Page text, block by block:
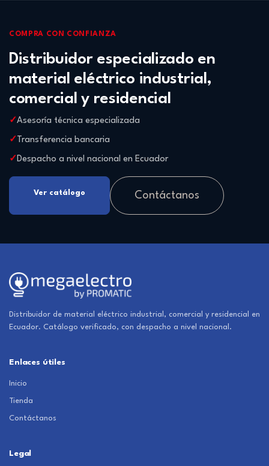
COMPRA CON CONFIANZA
Distribuidor especializado en
material eléctrico industrial,
comercial y residencial
Asesoría técnica especializada
Transferencia bancaria
Despacho a nivel nacional en Ecuador
Ver catálogo Contáctanos
Distribuidor de material eléctrico industrial, comercial y residencial en
Ecuador. Catálogo verificado, con despacho a nivel nacional.
Enlaces útiles
Inicio
Tienda
Contáctanos
Legal